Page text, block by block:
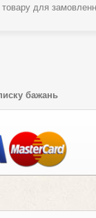
товару для
бажань